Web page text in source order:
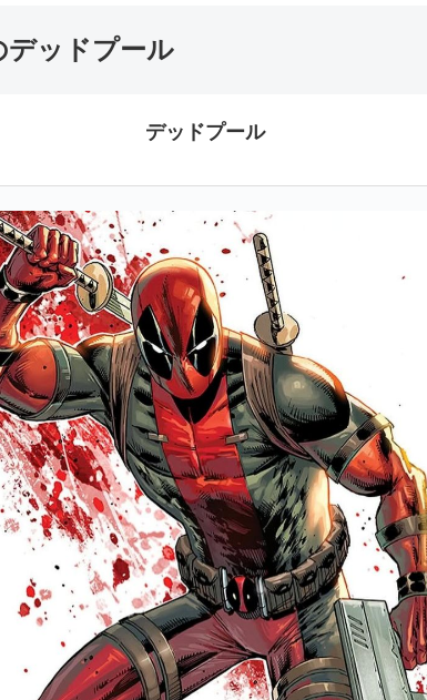
デッドプール
デッドプール